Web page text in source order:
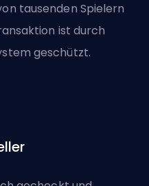
tausenden Spielern
ist durch
geschützt.